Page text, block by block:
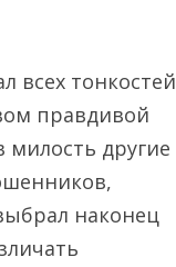
всех тонкостей
правдивой
милость другие
наконец